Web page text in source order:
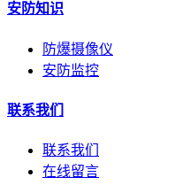
安防知识
防爆摄像仪
安防监控
联系我们
联系我们
在线留言